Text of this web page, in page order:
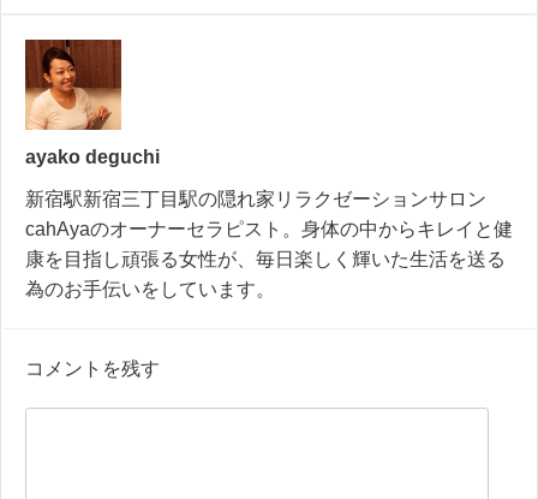
ayako deguchi
新宿駅新宿三丁目駅の隠れ家リラクゼーションサロン
cahAyaのオーナーセラピスト。身体の中からキレイと健
康を目指し頑張る女性が、毎日楽しく輝いた生活を送る
為のお手伝いをしています。
コメントを残す